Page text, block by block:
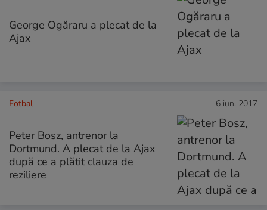
George Ogăraru a plecat de la
Ajax
Fotbal 6 iun. 2017
Peter Bosz, antrenor la
Dortmund. A plecat de la Ajax
după ce a plătit clauza de
reziliere